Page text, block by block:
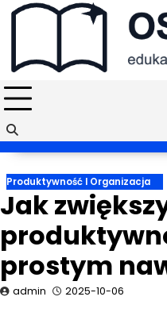
Skip
Produktywność I Organizacja
Jak
prostym
admin 2025-10-06